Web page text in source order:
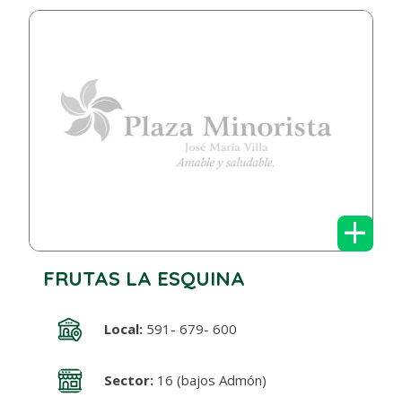
+
FRUTAS LA ESQUINA
Local:591- 679- 600
Sector:16 (bajos Admón)